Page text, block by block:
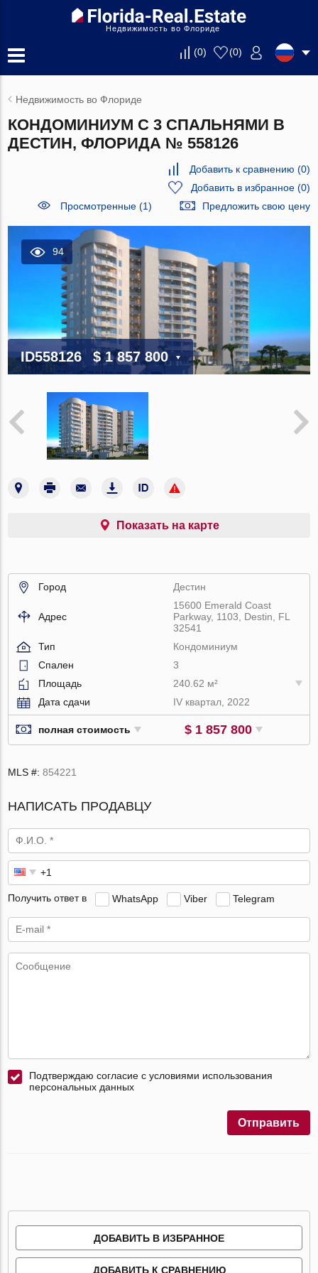
Недвижимость во Флориде
(0) (0)
Недвижимость во Флориде
КОНДОМИНИУМ С 3 СПАЛЬНЯМИ В
ДЕСТИН, ФЛОРИДА № 558126
Добавить к сравнению (0)
Добавить в избранное(0)
Просмотренные (1)
Предложить свою цену
94
ID558126 $ 1 857 800
Показать на карте
Город Дестин
Адрес
15600 Emerald Coast
Parkway, 1103, Destin, FL
32541
Тип
Кондоминиум
Спален
3
Площадь
240.62 м²
Дата сдачи
IV квартал, 2022
полная стоимость $ 1 857 800
MLS #:854221
НАПИСАТЬ ПРОДАВЦУ
Получить ответ в WhatsApp Viber Telegram
Подтверждаю согласие с условиями использования
персональных данных
Отправить
ДОБАВИТЬ В ИЗБРАННОЕ
ДОБАВИТЬ К СРАВНЕНИЮ